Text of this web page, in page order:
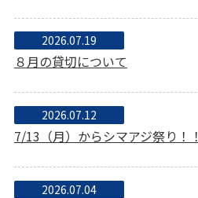
2026.07.19
８月の貸切について
2026.07.12
7/13（月）からシマアジ祭り！！
2026.07.04